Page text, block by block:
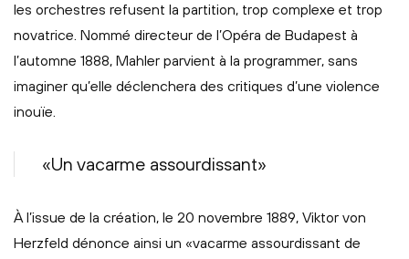
les orchestres refusent la partition, trop complexe et trop
novatrice. Nommé directeur de l’Opéra de Budapest à
l’automne 1888, Mahler parvient à la programmer, sans
imaginer qu’elle déclenchera des critiques d’une violence
inouïe.
«Un vacarme assourdissant»
À l’issue de la création, le 20 novembre 1889, Viktor von
Herzfeld dénonce ainsi un «vacarme assourdissant de